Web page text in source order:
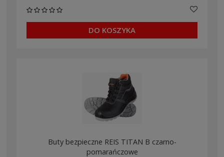
DO KOSZYKA
Buty bezpieczne REIS TITAN B czarno-
pomarańczowe